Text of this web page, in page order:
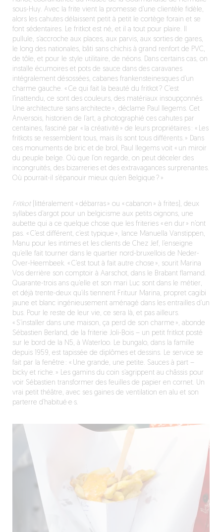
sous-Huy. Avec la frite vient la promesse d’une clientèle fidèle,
alors les cahutes délaissent petit à petit le cortège forain et se
font sédentaires. Le fritkot est né, et il a tout pour plaire. Il
pullule, s’accroche aux places, aux parvis, aux sorties de gares,
le long des nationales, bâti sans chichis à grand renfort de PVC,
de tôle, et pour le style utilitaire, de néons. Dans certains cas, on
installe écumoires et pots de sauce dans des caravanes
intégralement désossées, cabanes frankensteinesques d’un
charme gauche. « Ce qui fait la beauté du fritkot ? C’est
l’inattendu, ce sont des couleurs, des matériaux insoupçonnés.
Une architecture sans architecte », déclame Paul Ilegems. Cet
Anversois, historien de l’art, a photographié ces cahutes par
centaines, fasciné par « la créativité » de leurs propriétaires : « Les
fritkots se ressemblent tous, mais ils sont tous différents. » Dans
ces monuments de bric et de brol, Paul Ilegems voit « un miroir
du peuple belge. Où que l’on regarde, on peut déceler des
incongruités, des bizarreries et des extravagances surprenantes.
Où pourrait-il s’épanouir mieux qu’en Belgique ? »
Fritkot(littéralement « débarras » ou « cabanon » à frites), deux
syllabes d’argot pour un belgicisme aux petits oignons, une
aubette qui a ce quelque chose que les friteries « en dur » n’ont
pas. « C’est différent, c’est typique », lance Manuella Vanstippen,
Manu pour les intimes et les clients de Chez Jef, l’enseigne
qu’elle fait tourner dans le quartier nord-bruxellois de Neder-
Over-Heembeek. « C’est tout à fait autre chose », sourit Marina
Vos derrière son comptoir à Aarschot, dans le Brabant flamand.
Quarante-trois ans qu’elle et son mari Luc sont dans le métier,
et déjà trente-deux qu’ils tiennent Frituur Marina, propret cagibi
jaune et blanc ingénieusement aménagé dans les entrailles d’un
bus. Pour le reste de leur vie, ce sera là, et pas ailleurs.
« S’installer dans une maison, ça perd de son charme », abonde
Sébastien Berland, de la friterie Joli-Bois – un petit fritkot posté
sur le bord de la N5, à Waterloo. Le bungalo, dans la famille
depuis 1959, est tapissée de diplômes et dessins. Le service se
fait par la fenêtre : « Une grande, une petite. Sauces à part –
bicky et riche. » Les gamins du coin s’agrippent au châssis pour
voir Sébastien transformer des feuilles de papier en cornet. Un
vrai petit théâtre, avec ses gaines de ventilation en alu et son
parterre d’habitué·e·s.